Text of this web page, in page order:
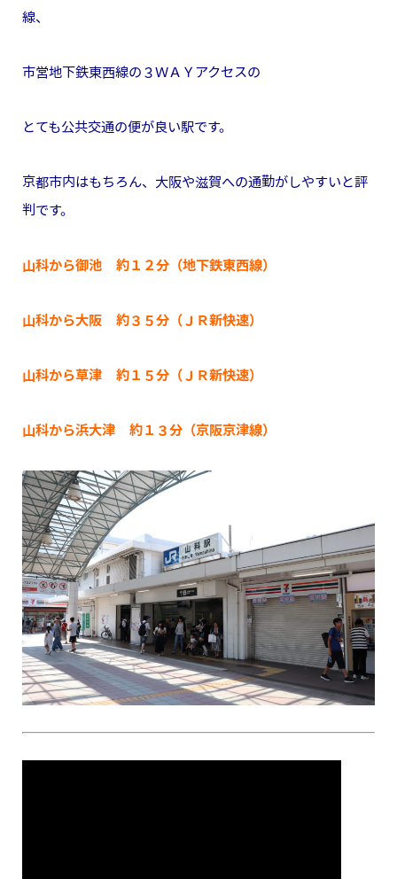
線、
市営地下鉄東西線の３ＷＡＹアクセスの
とても公共交通の便が良い駅です。
京都市内はもちろん、大阪や滋賀への通勤がしやすいと評
判です。
山科から御池 約１２分（地下鉄東西線）
山科から大阪 約３５分（ＪＲ新快速）
山科から草津 約１５分（ＪＲ新快速）
山科から浜大津 約１３分（京阪京津線）